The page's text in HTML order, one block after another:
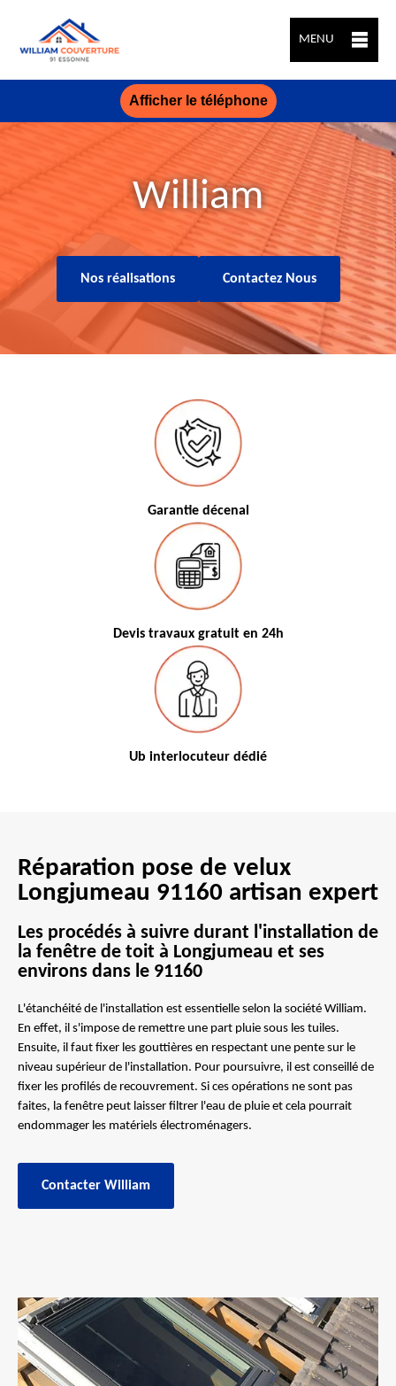
MENU
Afficher le téléphone
William
Nos réalisations Contactez Nous
Garantie décenal
Devis travaux gratuit en 24h
Ub interlocuteur dédié
Réparation pose de velux
Longjumeau 91160 artisan expert
Les procédés à suivre durant l'installation de
la fenêtre de toit à Longjumeau et ses
environs dans le 91160
L'étanchéité de l'installation est essentielle selon la société William.
En effet, il s'impose de remettre une part pluie sous les tuiles.
Ensuite, il faut fixer les gouttières en respectant une pente sur le
niveau supérieur de l'installation. Pour poursuivre, il est conseillé de
fixer les profilés de recouvrement. Si ces opérations ne sont pas
faites, la fenêtre peut laisser filtrer l'eau de pluie et cela pourrait
endommager les matériels électroménagers.
Contacter William